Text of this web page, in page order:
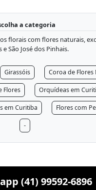
a categoria
florais com flores naturais,
e São José dos Pinhais.
Girassóis Coroa de
Flores Orquídeas em
em Curitiba Flores com
-
(41) 99592-6896